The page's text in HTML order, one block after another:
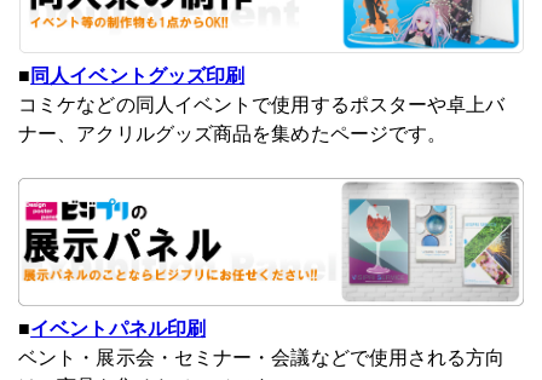
■ 同人イベントグッズ印刷
コミケなどの同人イベントで使用するポスターや卓上バ
ナー、アクリルグッズ商品を集めたページです。
■イベントパネル印刷
ベント・展示会・セミナー・会議などで使用される方向